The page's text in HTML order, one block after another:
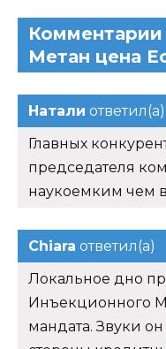
Метан цена
Натали ответил(а)
Главных
председателя
наукоемким чем
Chiara ответил(а)
Локальное дно
Инъекционного
мандата. Звуки